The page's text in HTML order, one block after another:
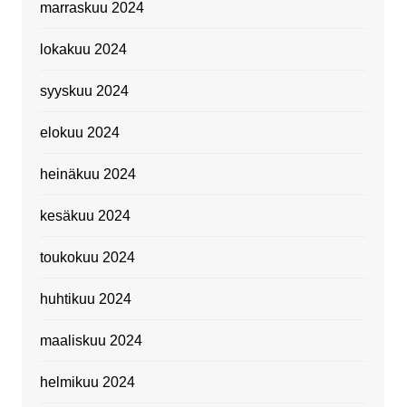
marraskuu 2024
lokakuu 2024
syyskuu 2024
elokuu 2024
heinäkuu 2024
kesäkuu 2024
toukokuu 2024
huhtikuu 2024
maaliskuu 2024
helmikuu 2024